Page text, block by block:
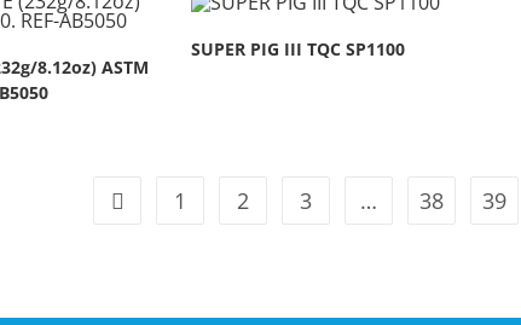
8.12oz) ASTM
SUPER PIG III TQC SP1100
1 2 3 … 38 39